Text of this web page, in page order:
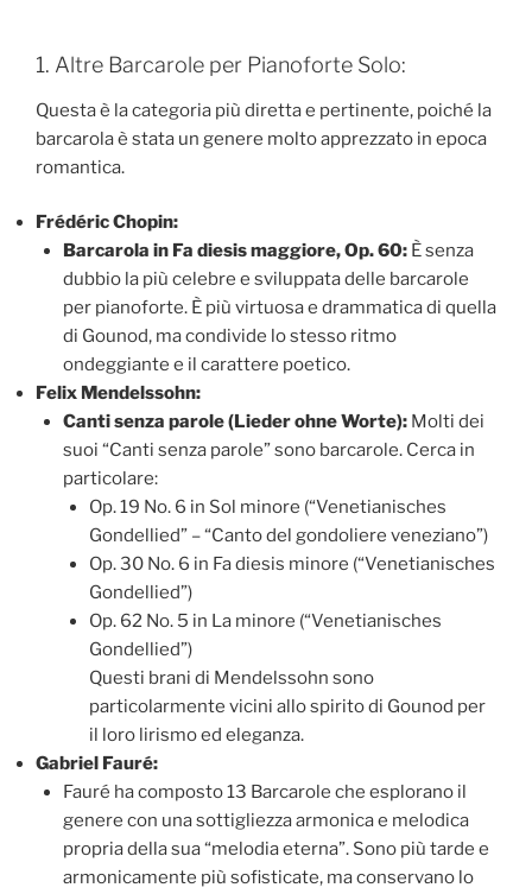
1. Altre Barcarole per Pianoforte Solo:
Questa è la categoria più diretta e pertinente, poiché la
barcarola è stata un genere molto apprezzato in epoca
romantica.
Frédéric Chopin:
Barcarola in Fa diesis maggiore, Op. 60:È senza
dubbio la più celebre e sviluppata delle barcarole
per pianoforte. È più virtuosa e drammatica di quella
di Gounod, ma condivide lo stesso ritmo
ondeggiante e il carattere poetico.
Felix Mendelssohn:
Canti senza parole (Lieder ohne Worte):Molti dei
suoi “Canti senza parole” sono barcarole. Cerca in
particolare:
Op. 19 No. 6 in Sol minore (“Venetianisches
Gondellied” – “Canto del gondoliere veneziano”)
Op. 30 No. 6 in Fa diesis minore (“Venetianisches
Gondellied”)
Op. 62 No. 5 in La minore (“Venetianisches
Gondellied”)
Questi brani di Mendelssohn sono
particolarmente vicini allo spirito di Gounod per
il loro lirismo ed eleganza.
Gabriel Fauré:
Fauré ha composto 13 Barcarole che esplorano il
genere con una sottigliezza armonica e melodica
propria della sua “melodia eterna”. Sono più tarde e
armonicamente più sofisticate, ma conservano lo